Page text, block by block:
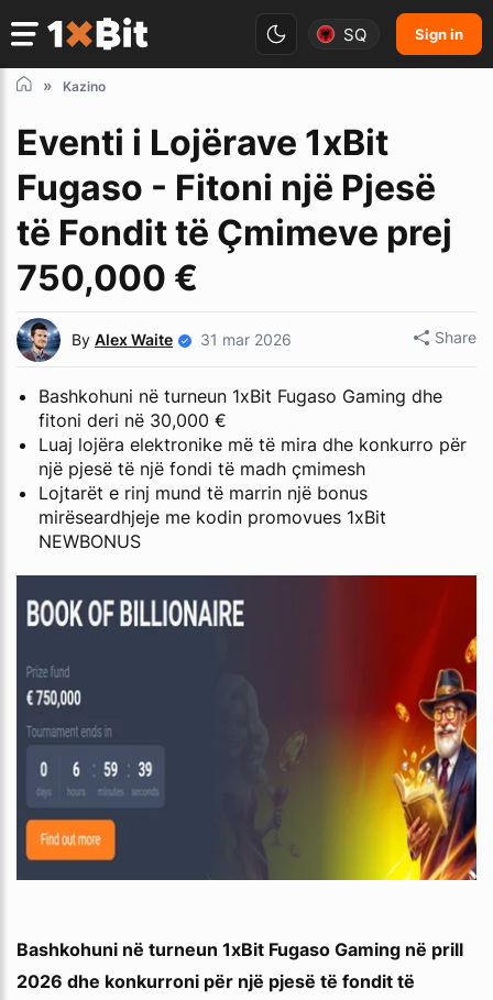
SQ Sign in
Kazino
Eventi i Lojërave 1xBit
Fugaso - Fitoni një Pjesë
të Fondit të Çmimeve prej
750,000 €
By Alex Waite 31 mar 2026 Share
Bashkohuni në turneun 1xBit Fugaso Gaming dhe
fitoni deri në 30,000 €
Luaj lojëra elektronike më të mira dhe konkurro për
një pjesë të një fondi të madh çmimesh
Lojtarët e rinj mund të marrin një bonus
mirëseardhjeje me kodin promovues 1xBit
NEWBONUS
Bashkohuni në turneun 1xBit Fugaso Gaming në prill
2026 dhe konkurroni për një pjesë të fondit të